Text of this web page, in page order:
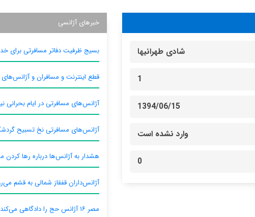
شادی طهرانیها
1
1394/06/15
وارد نشده است
0
خبرهای آژانسی
بسیج ظرفیت دفاتر مسافرتی برای
قطع اینترنت و مسافران و
آژانس‌های مسافرتی در ایام بحرانی
آژانس‌های مسافرتی نخ تسبیح
هشدار به آژانس‌ها درباره رها کردن
آژانس‌داران قفقاز شمالی به قشم
مصر ۱۶ آژانس حج را دادگاهی می‌کند